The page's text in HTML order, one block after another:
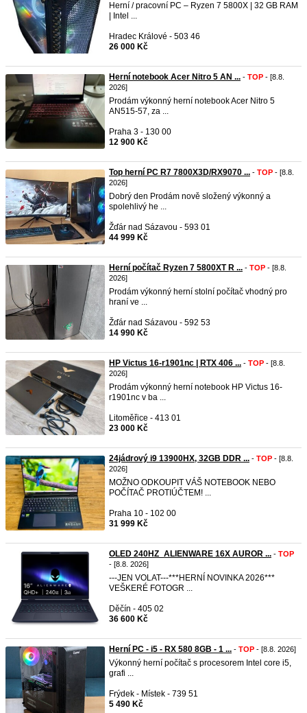
Herní / pracovní PC – Ryzen 7 5800X | 32 GB RAM
| Intel ...
Hradec Králové - 503 46
26 000 Kč
Herní notebook Acer Nitro 5 AN ... - TOP - [8.8.
2026]
Prodám výkonný herní notebook Acer Nitro 5
AN515-57, za ...
Praha 3 - 130 00
12 900 Kč
Top herní PC R7 7800X3D/RX9070 ... - TOP - [8.8.
2026]
Dobrý den Prodám nově složený výkonný a
spolehlivý he ...
Žďár nad Sázavou - 593 01
44 999 Kč
Herní počítač Ryzen 7 5800XT R ... - TOP - [8.8.
2026]
Prodám výkonný herní stolní počítač vhodný pro
hraní ve ...
Žďár nad Sázavou - 592 53
14 990 Kč
HP Victus 16-r1901nc | RTX 406 ... - TOP - [8.8.
2026]
Prodám výkonný herní notebook HP Victus 16-
r1901nc v ba ...
Litoměřice - 413 01
23 000 Kč
24jádrový i9 13900HX, 32GB DDR ... - TOP - [8.8.
2026]
MOŽNO ODKOUPIT VÁŠ NOTEBOOK NEBO
POČÍTAČ PROTIÚČTEM! ...
Praha 10 - 102 00
31 999 Kč
OLED 240HZ_ALIENWARE 16X AUROR ... - TOP
- [8.8. 2026]
---JEN VOLAT---***HERNÍ NOVINKA 2026***
VEŠKERÉ FOTOGR ...
Děčín - 405 02
36 600 Kč
Herní PC - i5 - RX 580 8GB - 1 ... - TOP - [8.8. 2026]
Výkonný herní počítač s procesorem Intel core i5,
grafi ...
Frýdek - Místek - 739 51
5 490 Kč